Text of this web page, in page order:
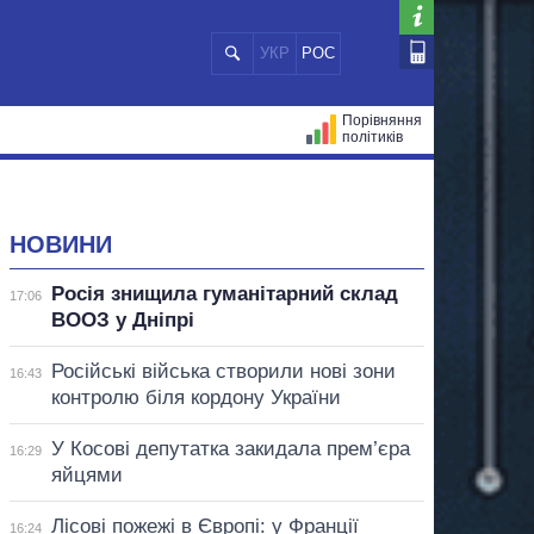
УКР РОС
Порівняння
політиків
НОВИНИ
17:06
Росія знищила гуманітарний склад
ВООЗ у Дніпрі
16:43
Російські війська створили нові зони
контролю біля кордону України
16:29
У Косові депутатка закидала прем’єра
яйцями
16:24
Лісові пожежі в Європі: у Франції